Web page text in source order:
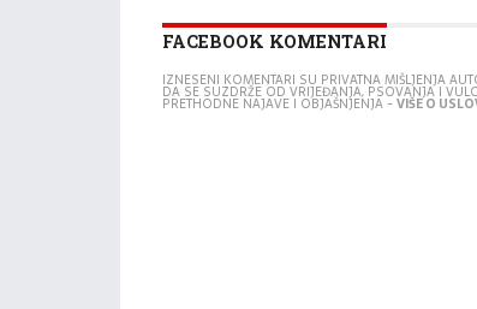
FACEBOOK KOMENTARI
IZNESENI KOMENTARI SU PRIVATNA MIŠLJENJA
DA SE SUZDRŽE OD VRIJEĐANJA, PSOVANJA I
PRETHODNE NAJAVE I OBJAŠNJENJA -VIŠE O